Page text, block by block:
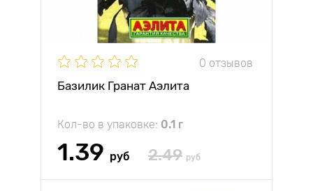
0 отзывов
Базилик Гранат Аэлита
Кол-во в упаковке: 0.1 г
1.39 руб 2.49 руб